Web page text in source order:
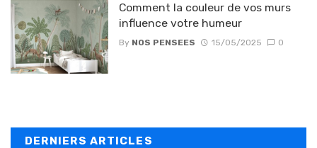
Comment la couleur de vos murs
influence votre humeur
By NOS PENSEES 15/05/2025 0
DERNIERS ARTICLES